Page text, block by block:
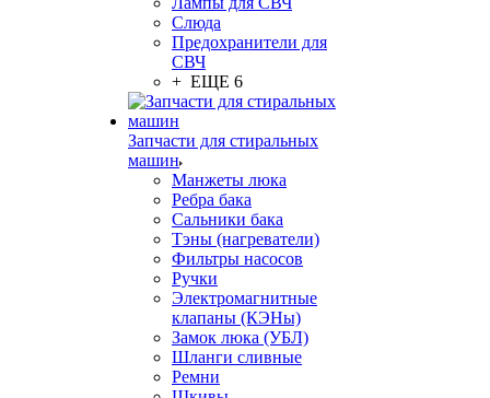
Слюда
Предохранители для
СВЧ
+ ЕЩЕ 6
Запчасти для стиральных
машин
Манжеты люка
Ребра бака
Сальники бака
Тэны (нагреватели)
Фильтры насосов
Ручки
Электромагнитные
клапаны (КЭНы)
Замок люка (УБЛ)
Шланги сливные
Ремни